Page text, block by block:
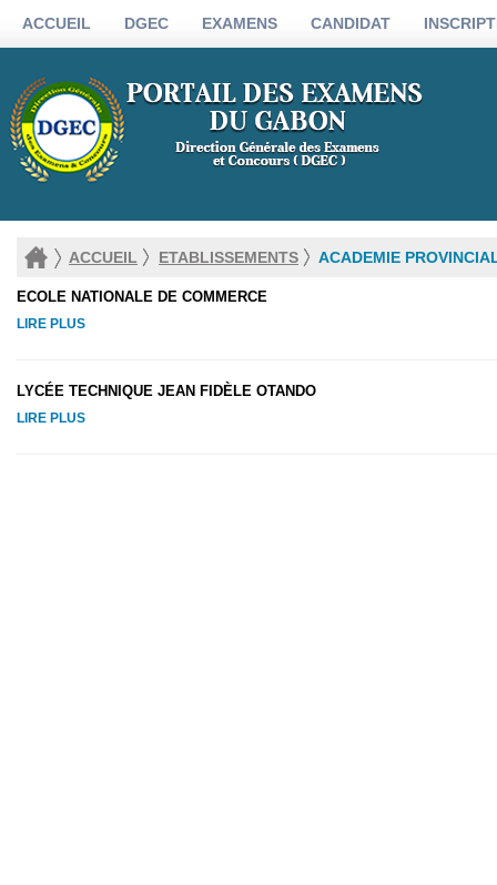
ACCUEIL DGEC EXAMENS CANDIDAT
ACCUEIL ETABLISSEMENTS ACADEMIE
ECOLE NATIONALE DE COMMERCE
LIRE PLUS
LYCÉE TECHNIQUE JEAN FIDÈLE OTANDO
LIRE PLUS